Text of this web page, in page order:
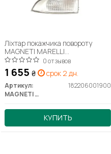
Ліхтар покажчика повороту
MAGNETI MARELLI
1822060019000 отзывов
1 655 ₴ срок 2 дн.
Артикул:
182206001900
MAGNETI MARELLI
КУПИТЬ